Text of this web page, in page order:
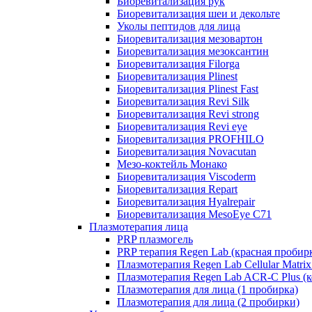
Биоревитализация шеи и декольте
Уколы пептидов для лица
Биоревитализация мезовартон
Биоревитализация мезоксантин
Биоревитализация Filorga
Биоревитализация Plinest
Биоревитализация Plinest Fast
Биоревитализация Revi Silk
Биоревитализация Revi strong
Биоревитализация Revi eye
Биоревитализация PROFHILO
Биоревитализация Novacutan
Мезо-коктейль Монако
Биоревитализация Viscoderm
Биоревитализация Repart
Биоревитализация Hyalrepair
Биоревитализация MesoEye C71
Плазмотерапия лица
PRP плазмогель
PRP терапия Regen Lab (красная
Плазмотерапия Regen Lab Cellular
Плазмотерапия Regen Lab ACR-C Plus
Плазмотерапия для лица (1 пробирка)
Плазмотерапия для лица (2 пробирки)